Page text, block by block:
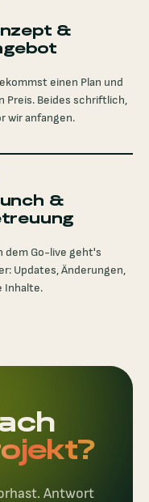
&
einen Plan und
Preis. Beides schriftlich,
wir anfangen.
&
dem Go-live geht's
Updates, Änderungen,
Inhalte.
Antwort